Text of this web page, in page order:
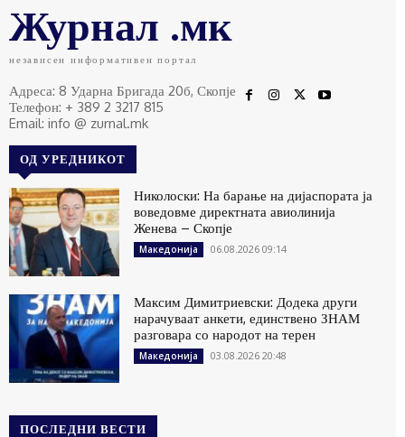
Журнал .мк
независен информативен портал
Адреса: 8 Ударна Бригада 20б, Скопје
Телефон: + 389 2 3217 815
Email: info @ zurnal.mk
ОД УРЕДНИКОТ
Николоски: На барање на дијаспората ја
воведовме директната авиолинија
Женева – Скопје
Македонија 06.08.2026 09:14
Максим Димитриевски: Додека други
нарачуваат анкети, единствено ЗНАМ
разговара со народот на терен
Македонија 03.08.2026 20:48
ПОСЛЕДНИ ВЕСТИ